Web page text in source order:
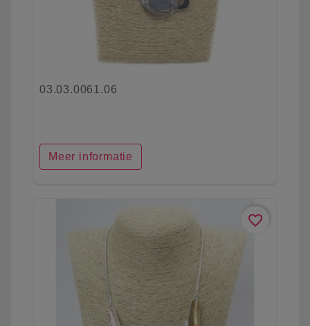
03.03.0061.06
Meer informatie
favorite_border